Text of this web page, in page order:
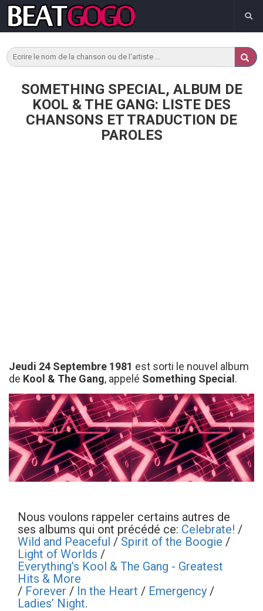
SOMETHING SPECIAL, ALBUM DE
KOOL & THE GANG: LISTE DES
CHANSONS ET TRADUCTION DE
PAROLES
Jeudi 24 Septembre 1981 est sorti le nouvel album
de Kool & The Gang, appelé Something Special .
Nous voulons rappeler certains autres de
ses albums qui ont précédé ce: Celebrate! /
Wild and Peaceful / Spirit of the Boogie /
Light of Worlds /
Everything’s Kool & The Gang - Greatest
Hits & More
/ Forever / In the Heart / Emergency /
Ladies’ Night.